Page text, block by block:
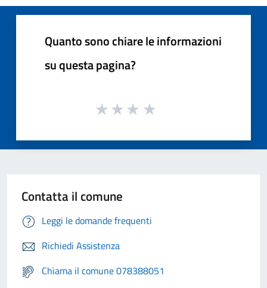
Quanto sono chiare le informazioni
su questa pagina?
Contatta il comune
Leggi le domande frequenti
Richiedi Assistenza
Chiama il comune 078388051